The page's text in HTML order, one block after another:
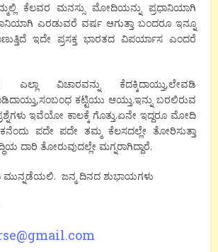
ಕೆಲವರ ಮನಸ್ಸು ಮೋದಿಯನ್ನು ಪ್ರಧಾನಿಯಾಗಿ
ಎರಡುವರೆ ವರ್ಷ ಆಗುತ್ತಾ ಬಂದರೂ ಇನ್ನೂ
ಇದೇ ಪ್ರಸಕ್ತ ಭಾರತದ ವಿಪರ್ಯಾಸ ಎಂದರೆ
ವಿಚಾರವನ್ನು ಕೆದಕ್ಕಿದಾಯ್ತು,ಲೇವಡಿ
ಕಟ್ಟಿಯು ಆಯ್ತು.ಇನ್ನು ಬರಲಿರುವ
ಇವೆಯೋ ಕಾಲಕ್ಕೆ ಗೊತ್ತು.ಏನೇ ಇದ್ದರೂ ಮೋದಿ
ಪದೇ ಪದೇ ತಮ್ಮ ಕೆಲಸದಲ್ಲೇ ತೋರಿಸುತ್ತಾ
ದಾರಿ ತೋರುವುದಲ್ಲೇ ಮಗ್ನರಾಗಿದ್ದಾರೆ.
ಜನ್ಮ ದಿನದ ಶುಭಾಯಗಳು